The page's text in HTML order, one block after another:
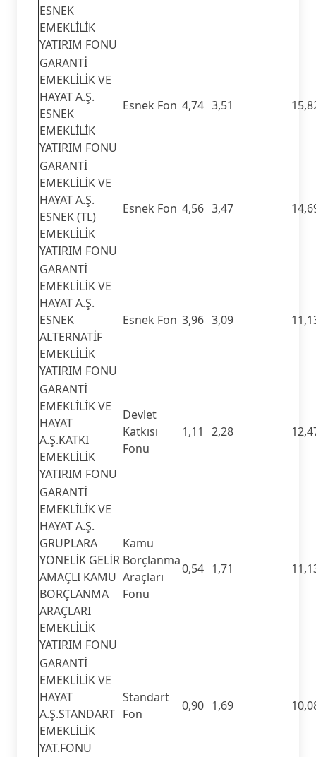
ESNEK
EMEKLİLİK
YATIRIM FONU
GARANTİ
EMEKLİLİK VE
HAYAT A.Ş.
ESNEK
EMEKLİLİK
YATIRIM FONU
Esnek Fon 4,74 3,51
GARANTİ
EMEKLİLİK VE
HAYAT A.Ş.
ESNEK (TL)
EMEKLİLİK
YATIRIM FONU
Esnek Fon 4,56 3,47
GARANTİ
EMEKLİLİK VE
HAYAT A.Ş.
ESNEK
ALTERNATİF
EMEKLİLİK
YATIRIM FONU
Esnek Fon 3,96 3,09
GARANTİ
EMEKLİLİK VE
HAYAT
A.Ş.KATKI
EMEKLİLİK
YATIRIM FONU
Devlet
Katkısı
Fonu
1,11 2,28
GARANTİ
EMEKLİLİK VE
HAYAT A.Ş.
GRUPLARA
YÖNELİK GELİR
AMAÇLI KAMU
BORÇLANMA
ARAÇLARI
EMEKLİLİK
YATIRIM FONU
Kamu
Borçlanma
Araçları
Fonu
0,54 1,71
GARANTİ
EMEKLİLİK VE
HAYAT
A.Ş.STANDART
EMEKLİLİK
YAT.FONU
Standart
Fon
0,90 1,69